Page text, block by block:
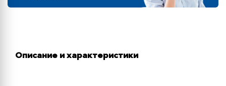
Описание и характеристики